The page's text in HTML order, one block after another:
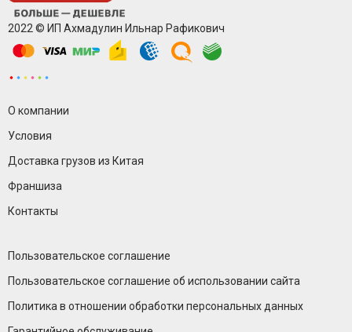
2022 © ИП Ахмадулин Ильнар Рафикович
О компании
Условия
Доставка грузов из Китая
Франшиза
Контакты
Пользовательское соглашение
Пользовательское соглашение об использовании сайта
Политика в отношении обработки персональных данных